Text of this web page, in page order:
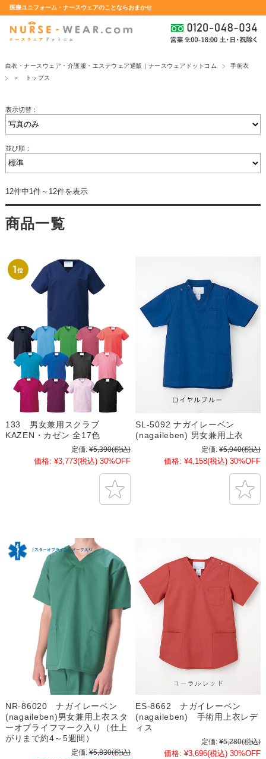
医療ユニフォーム・ナースウェアのことならおまかせ
白衣・ナースウェア・介護服・エステウェア通販｜ナースウェアドットコム
手術衣
＞ トップス
表示切替：
並び順：
12件中1件～12件を表示
商品一覧
133 男女兼用スクラブ
KAZEN・カゼン 全17色
定価: ¥5,390(税込)
価格: ¥3,773(税込) 30%OFF
SL-5092 ナガイレーベン
(nagaileben) 男女兼用上衣
定価: ¥5,940(税込)
価格: ¥4,158(税込) 30%OFF
NR-86020 ナガイレーベン
(nagaileben)男女兼用上衣スタ
ーオブライフマーク入り（仕上
がりまで約4～5週間）
定価: ¥5,830(税込)
ES-8662 ナガイレーベン
(nagaileben) 手術用上衣レデ
ィス
定価: ¥5,280(税込)
価格: ¥3,696(税込) 30%OFF